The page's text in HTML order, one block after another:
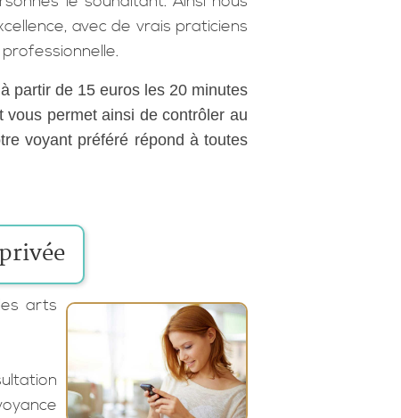
avec de vrais praticiens
partir de 15 euros les 20 minutes
permet ainsi de contrôler au
voyant préféré répond à toutes
arts